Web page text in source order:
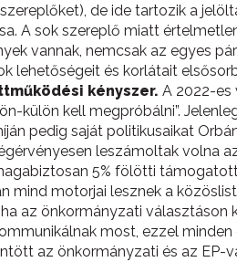
de ide tartozik a
A sok szereplő miatt
vannak, nemcsak az egyes
lehetőségeit és korlátait
kényszer. A 2022-es
külön kell megpróbálni”.
pedig saját politikusaikat
leszámoltak volna
5% fölötti
mind motorjai lesznek a
az önkormányzati
most, ezzel
az önkormányzati és az